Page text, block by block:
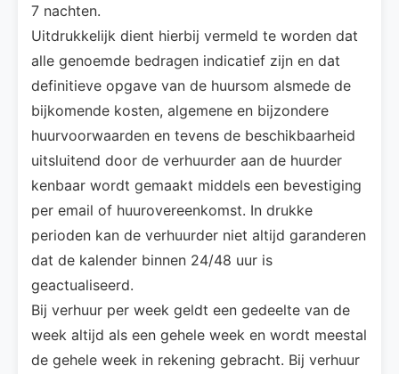
7 nachten.
Uitdrukkelijk dient hierbij vermeld te worden dat
alle genoemde bedragen indicatief zijn en dat
definitieve opgave van de huursom alsmede de
bijkomende kosten, algemene en bijzondere
huurvoorwaarden en tevens de beschikbaarheid
uitsluitend door de verhuurder aan de huurder
kenbaar wordt gemaakt middels een bevestiging
per email of huurovereenkomst. In drukke
perioden kan de verhuurder niet altijd garanderen
dat de kalender binnen 24/48 uur is
geactualiseerd.
Bij verhuur per week geldt een gedeelte van de
week altijd als een gehele week en wordt meestal
de gehele week in rekening gebracht. Bij verhuur